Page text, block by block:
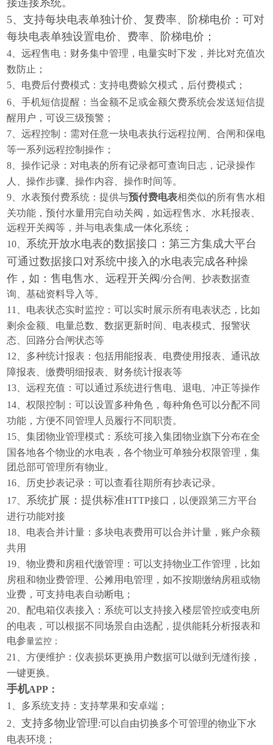
接连接系统。
5、支持每块电表单独计价、复费率、阶梯电价：可对
每块电表单独设置电价、费率、阶梯电价；
4、远程售电：财务集中管理，电量实时下发，并比对充值次
数防止；
5、 电费后付费模式：支持电费赊欠模式，后付费模式；
6、手机短信提醒：当金额不足或金额欠费系统会发送短信提
醒用户，可设三级预警；
7、远程控制：需对任意一块电表执行远程拉闸、合闸和保电
等一系列远程控制操作；
8、操作记录：对电表的所有记录都可查询日志，记录操作
人、操作步骤、操作内容、操作时间等。
9、 水表预付费系统：提供与预付费电表相类似的所有售水相
关功能，预付水量用完自动关阀，如远程售水、水耗报表、
远程开关阀等，并与电表集成一体化系统；
10、 系统开放水电表的数据接口：第三方集成大平台
可通过数据接口对系统中接入的水电表完成各种操
作，如：售电售水、远程开关阀/分合闸、抄表数据查
询、基础资料导入等。
11、 电表状态实时监控：可以实时展示所有电表状态，比如
剩余金额、电量总数、数据更新时间、电表模式、报警状
态、回路分合闸状态等
12、 多种统计报表：包括用能报表、电费使用报表、通讯故
障报表、缴费明细报表、财务统计报表等
13、远程充值：可以通过系统进行售电、退电、冲正等操作
14、权限控制：可以设置多种角色，每种角色可以分配不同
功能，方便不同管理人员履行不同职责。
15、集团物业管理模式：系统可接入集团物业旗下分布在全
国各地各个物业的水电表，各个物业可单独分权限管理，集
团总部可管理所有物业。
16、
历史抄表记录：可以查看往期所有抄表记录。
17、 系统扩展：提供标准HTTP接口，以便跟第三方平台
进行功能对接
18、 电表合并计量：多块电表费用可以合并计量，账户余额
共用
19、物业费和房租代缴管理：可以支持物业工作管理，比如
房租和物业费管理、公摊用电管理，如不按期缴纳房租或物
业费，可支持电表自动断电；
20、 配电箱仪表接入：系统可以支持接入楼层管控或变电所
的电表，可以根据不同场景自由选配，提供能耗分析报表和
电参量监控；
21、方便维护：仪表损坏更换用户数据可以做到无缝衔接，
一键更换。
手机APP：
1、 多系统支持：支持苹果和安卓端；
2、支持多物业管理:可以自由切换多个可管理的物业下水
电表环境；